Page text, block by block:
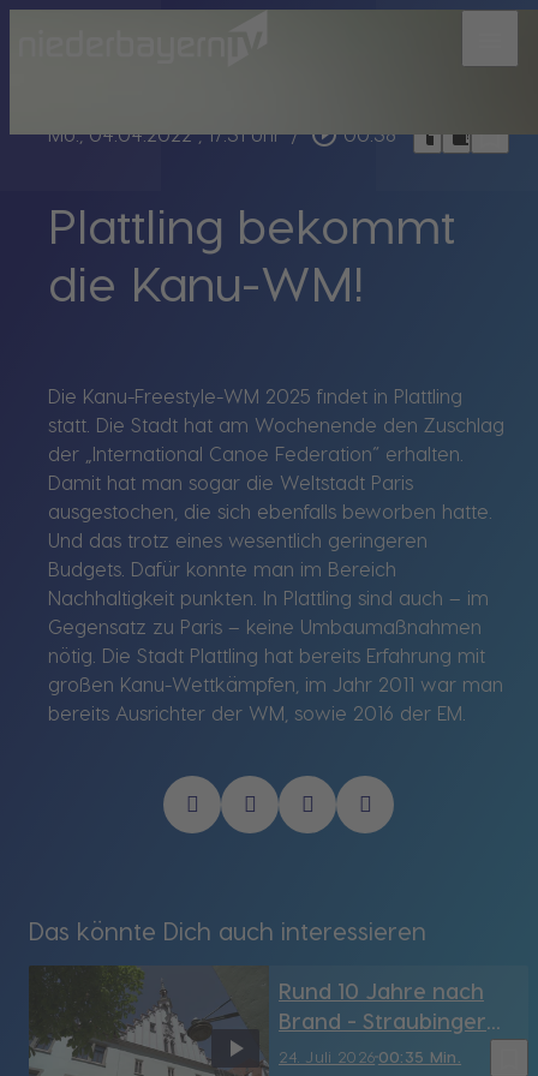
Mo., 04.04.2022, 17:31 Uhr / play_circle_outline 00:38 headphoneschrome_reader_modebookmark_border
Plattling bekommt
die Kanu-WM!
Die Kanu-Freestyle-WM 2025 findet in Plattling
statt. Die Stadt hat am Wochenende den Zuschlag
der „International Canoe Federation“ erhalten.
Damit hat man sogar die Weltstadt Paris
ausgestochen, die sich ebenfalls beworben hatte.
Und das trotz eines wesentlich geringeren
Budgets. Dafür konnte man im Bereich
Nachhaltigkeit punkten. In Plattling sind auch – im
Gegensatz zu Paris – keine Umbaumaßnahmen
nötig. Die Stadt Plattling hat bereits Erfahrung mit
großen Kanu-Wettkämpfen, im Jahr 2011 war man
bereits Ausrichter der WM, sowie 2016 der EM.
Das könnte Dich auch interessieren
24. Juli 202600:35 Min.
Rund 10 Jahre nach
Brand - Straubinger
Rathaus hat sein